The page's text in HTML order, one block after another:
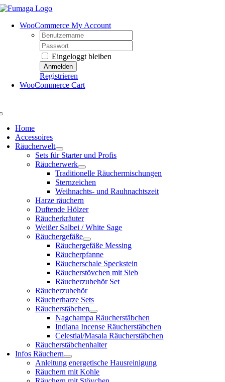
Skip
contentWooCommerce My Account
Username:
Password:
Eingeloggt bleiben
Registrieren
WooCommerce Cart
Home
Accessoires
Räucherwelt
Sets für Starter und Profis
Räucherwerk
Traditionelle Räuchermischungen
Sternzeichen
Weihnachts- und Rauhnachtszeit
Harze räuchern
Duftende Hölzer
Räucherkräuter
Weißer Salbei / White Sage
Räuchergefäße
Räuchergefäße Messing
Räucherpfanne
Räucherschale Speckstein
Räucherstövchen mit Sieb
Räucherzubehör Set
Räucherzubehör
Räucherharze Sets
Räucherstäbchen
Nagchampa Räucherstäbchen
Indiana Incense Räucherstäbchen
Celestial/Masala Räucherstäbchen
Räucherstäbchenhalter
Infos Räuchern
Anleitung energetische Hausreinigung
Räuchern mit Kohle